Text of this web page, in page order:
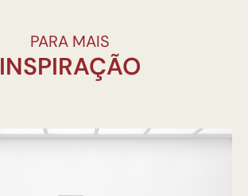
PARA MAIS
INSPIRAÇÃO